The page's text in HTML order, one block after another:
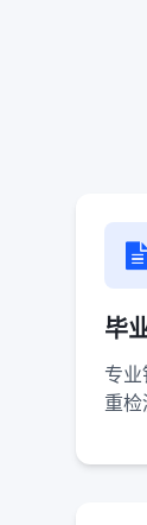
毕
专
重检